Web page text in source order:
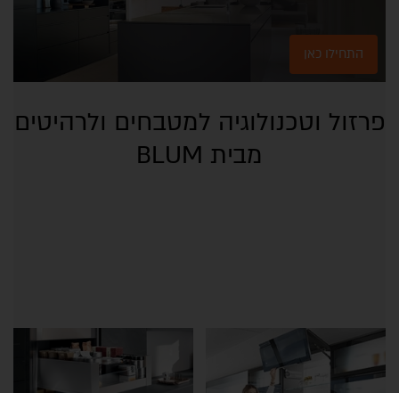
התחילו כאן
פרזול וטכנולוגיה למטבחים ולרהיטים
מבית BLUM